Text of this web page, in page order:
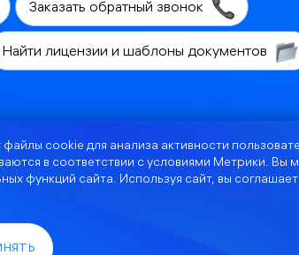
Заказать обратный звонок
Найти лицензии и шаблоны документов
cookie для анализа активности
в соответствии с условиями Метрики. Вы
функций сайта. Используя сайт, вы